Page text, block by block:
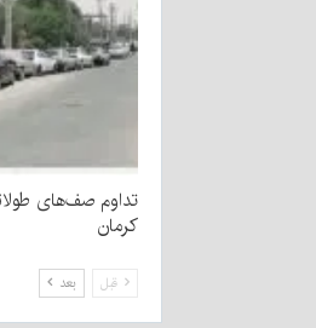
تداوم صف‌های
کرمان
قبل بعد